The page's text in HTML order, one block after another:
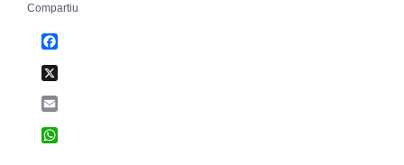
Compartiu